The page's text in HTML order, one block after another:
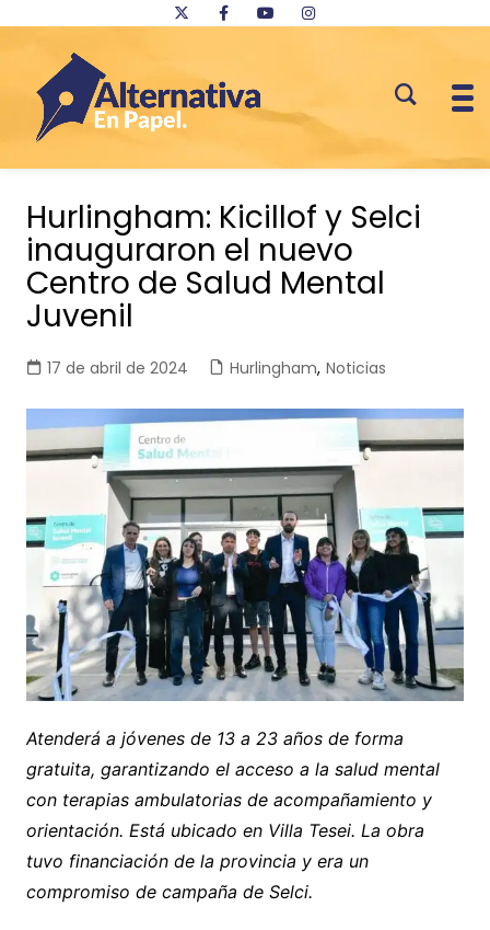
contenido
Hurlingham: Kicillof y Selci
inauguraron el nuevo
Centro de Salud Mental
Juvenil
17 de abril de 2024 Hurlingham, Noticias
Atenderá a jóvenes de 13 a 23 años de forma
gratuita, garantizando el acceso a la salud mental
con terapias ambulatorias de acompañamiento y
orientación. Está ubicado en Villa Tesei. La obra
tuvo financiación de la provincia y era un
compromiso de campaña de Selci.